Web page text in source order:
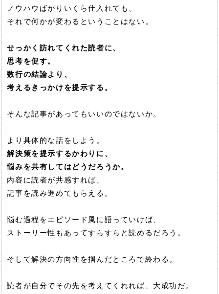
ノウハウばかりいくら仕入れても、
それで何かが変わるということはない。
せっかく訪れてくれた読者に、
思考を促す。
数行の結論より、
考えるきっかけを提示する。
そんな記事があってもいいのではないか。
より具体的な話をしよう。
解決策を提示するかわりに、
悩みを共有してはどうだろうか。
内容に読者が共感すれば、
記事を読み進めてもらえる。
悩む過程をエピソード風に語っていけば、
ストーリー性もあってすらすらと読めるだろう。
そして解決の方向性を掴んだところで終わる。
読者が自分でその先を考えてくれれば、大成功だ。